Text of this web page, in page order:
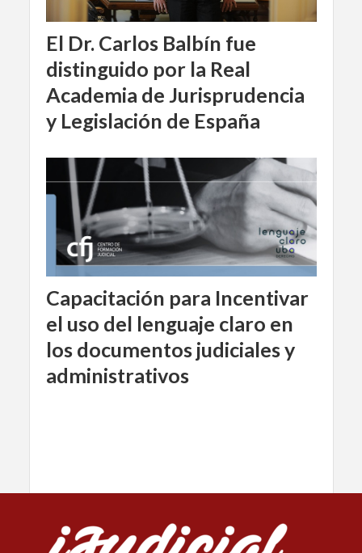
El Dr. Carlos Balbín fue
distinguido por la Real
Academia de Jurisprudencia
y Legislación de España
Capacitación para Incentivar
el uso del lenguaje claro en
los documentos judiciales y
administrativos